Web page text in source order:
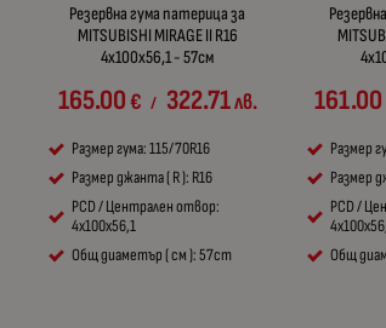
Резервна гума патерица за
MITSUBISHI MIRAGE II R16
4x100x56,1 - 57см
165.00€ / 322.71лв.
Размер гума: 115/70R16
Размер джанта ( R ): R16
PCD / Централен отвор:
4x100x56,1
Общ диаметър ( см ): 57cm
161.00
Размер
Размер
PCD /
Общ